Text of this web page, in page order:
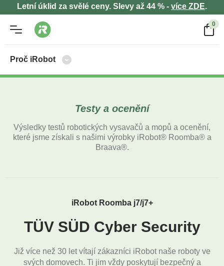
Letní úklid za svělé ceny. Slevy až 44 % - více ZDE.
0
Proč iRobot
Testy a ocenění
Výsledky testů robotických vysavačů a mopů a ocenění,
které jsme získali s našimi výrobky iRobot®Roomba®a
Braava®.
iRobot Roomba j7/j7+
TÜV SÜD Cyber Security
Již více než 30 let vítají zákazníci iRobot naše roboty ve
svých domovech. Ti jim vždy poskytují bezpečný a